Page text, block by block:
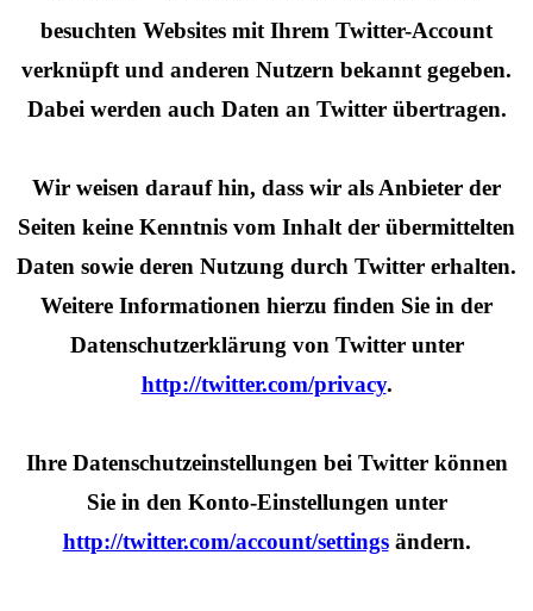
besuchten Websites mit Ihrem Twitter-Account
verknüpft und anderen Nutzern bekannt gegeben.
Dabei werden auch Daten an Twitter übertragen.
Wir weisen darauf hin, dass wir als Anbieter der
Seiten keine Kenntnis vom Inhalt der übermittelten
Daten sowie deren Nutzung durch Twitter erhalten.
Weitere Informationen hierzu finden Sie in der
Datenschutzerklärung von Twitter unter
http://twitter.com/privacy.
Ihre Datenschutzeinstellungen bei Twitter können
Sie in den Konto-Einstellungen unter
http://twitter.com/account/settingsändern.